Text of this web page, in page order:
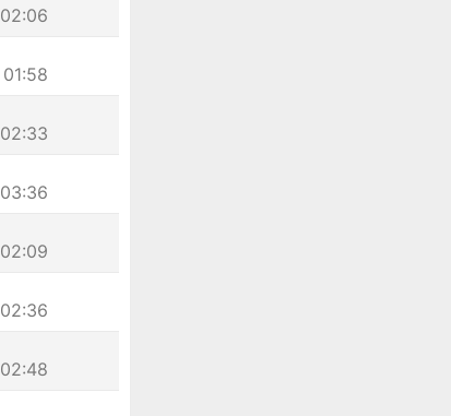
02:06
01:58
02:33
03:36
02:09
02:36
02:48